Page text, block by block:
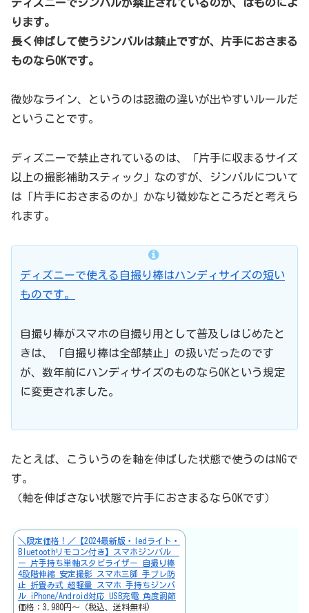
ディズニーでジンバルが禁止されているのか、はものによ
ります。
長く伸ばして使うジンバルは禁止ですが、片手におさまる
ものならOKです。
微妙なライン、というのは認識の違いが出やすいルールだ
ということです。
ディズニーで禁止されているのは、「片手に収まるサイズ
以上の撮影補助スティック」なのすが、ジンバルについて
は「片手におさまるのか」かなり微妙なところだと考えら
れます。
ディズニーで使える自撮り棒はハンディサイズの短い
ものです。
自撮り棒がスマホの自撮り用として普及しはじめたと
きは、「自撮り棒は全部禁止」の扱いだったのです
が、数年前にハンディサイズのものならOKという規定
に変更されました。
たとえば、こういうのを軸を伸ばした状態で使うのはNGで
す。
（軸を伸ばさない状態で片手におさまるならOKです）
＼限定価格！／【2024最新版・ledライト・
Bluetoothリモコン付き】スマホジンバル
ー 片手持ち単軸スタビライザー 自撮り棒
4段階伸縮 安定撮影 スマホ三脚 手ブレ防
止 折畳み式 超軽量 スマホ 手持ちジンバ
ル iPhone/Android対応 USB充電 角度調節
価格：3,980円～（税込、送料無料)